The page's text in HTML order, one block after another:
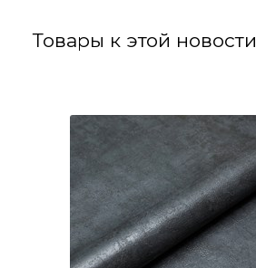
Товары к этой новости